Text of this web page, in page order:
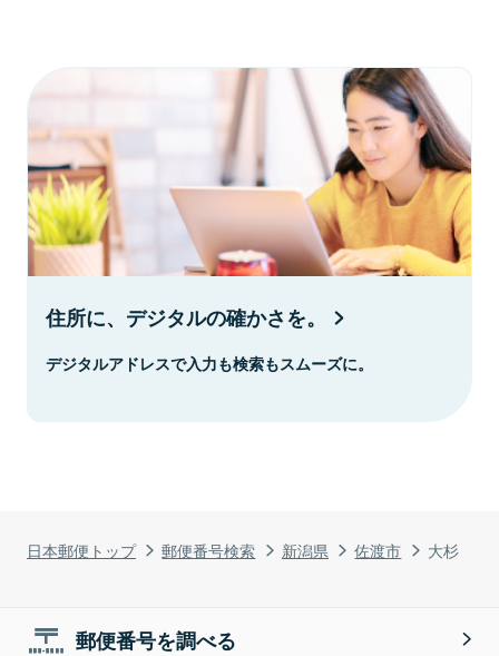
日本郵便トップ 郵便番号検索 新潟県 佐渡市 大杉
住所に、デジタルの確かさを。
デジタルアドレスで入力も検索もスムーズに。
郵便番号を調べる